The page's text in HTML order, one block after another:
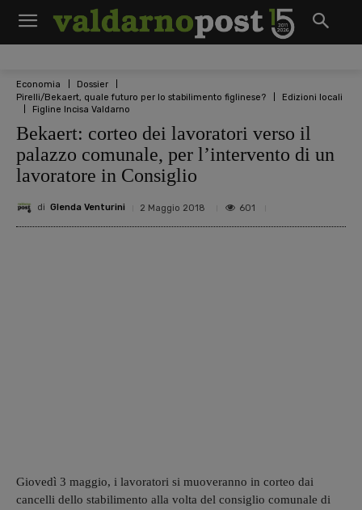
Economia
Dossier
Pirelli/Bekaert, quale futuro per lo stabilimento figlinese?
Edizioni locali
Figline Incisa Valdarno
Bekaert: corteo dei lavoratori verso il
palazzo comunale, per l’intervento di un
lavoratore in Consiglio
di Glenda Venturini 2 Maggio 2018 601
Giovedì 3 maggio, i lavoratori si muoveranno in corteo dai
cancelli dello stabilimento alla volta del consiglio comunale di